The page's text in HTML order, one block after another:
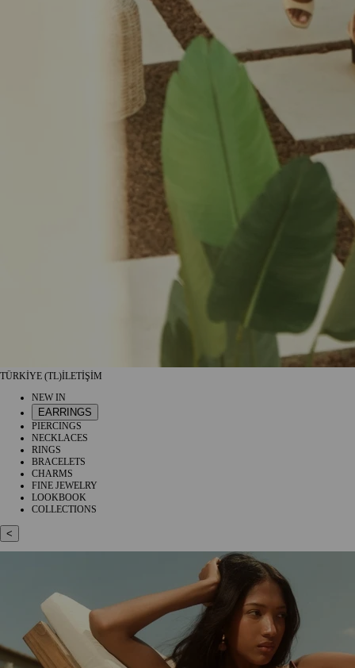
TÜRKİYE (TL)İLETİŞİM
NEW IN
EARRINGS
PIERCINGS
NECKLACES
RINGS
BRACELETS
CHARMS
FINE JEWELRY
LOOKBOOK
COLLECTIONS
<